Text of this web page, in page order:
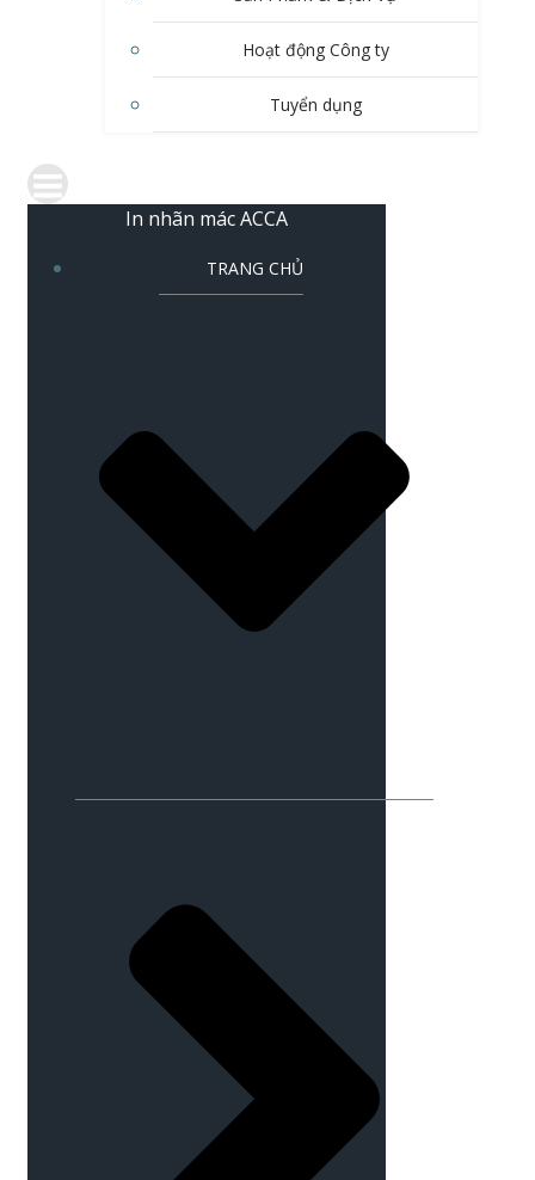
Hoạt động Công ty
Tuyển dụng
In nhãn mác ACCA
TRANG CHỦ